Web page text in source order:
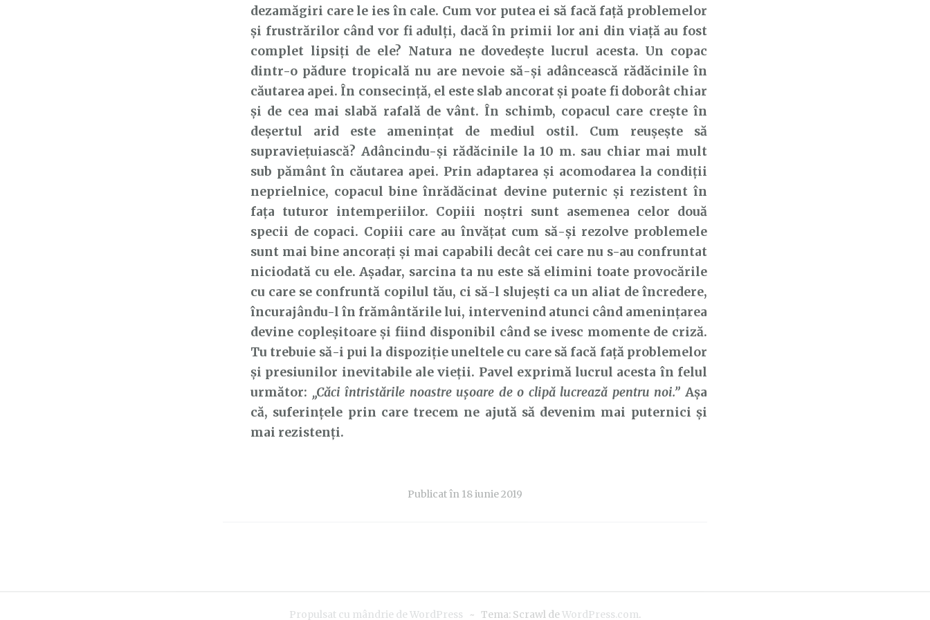
dezamăgiri care le ies în cale. Cum vor putea ei să facă față problemelor
și frustrărilor când vor fi adulți, dacă în primii lor ani din viață au fost
complet lipsiți de ele? Natura ne dovedește lucrul acesta. Un copac
dintr-o pădure tropicală nu are nevoie să-și adâncească rădăcinile în
căutarea apei. În consecință, el este slab ancorat și poate fi doborât chiar
și de cea mai slabă rafală de vânt. În schimb, copacul care crește în
deșertul arid este amenințat de mediul ostil. Cum reușește să
supraviețuiască? Adâncindu-și rădăcinile la 10 m. sau chiar mai mult
sub pământ în căutarea apei. Prin adaptarea și acomodarea la condiții
neprielnice, copacul bine înrădăcinat devine puternic și rezistent în
fața tuturor intemperiilor. Copiii noștri sunt asemenea celor două
specii de copaci. Copiii care au învățat cum să-și rezolve problemele
sunt mai bine ancorați și mai capabili decât cei care nu s-au confruntat
niciodată cu ele. Așadar, sarcina ta nu este să elimini toate provocările
cu care se confruntă copilul tău, ci să-l slujești ca un aliat de încredere,
încurajându-l în frământările lui, intervenind atunci când amenințarea
devine copleșitoare și fiind disponibil când se ivesc momente de criză.
Tu trebuie să-i pui la dispoziție uneltele cu care să facă față problemelor
și presiunilor inevitabile ale vieții. Pavel exprimă lucrul acesta în felul
următor: „Căci întristările noastre ușoare de o clipă lucrează pentru noi.” Așa
că, suferințele prin care trecem ne ajută să devenim mai puternici și
mai rezistenți.
Publicat în 18 iunie 2019
Propulsat cu mândrie de WordPress ~ Tema: Scrawl deWordPress.com.